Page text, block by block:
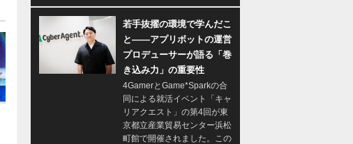
若手抜擢の環境で学んだこ
と――アプリボットの運営
プロデューサーが語る「巻
き込み力」の重要性
4GamerとGame*Sparkの合
同による就活イベント「キャ
リアクエスト」の第4回が東
京都立産業貿易センター浜松
町館で開催されました。この